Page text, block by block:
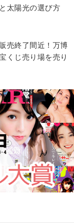
太陽光の選び方
売終了間近！万博
くじ売り場を売り